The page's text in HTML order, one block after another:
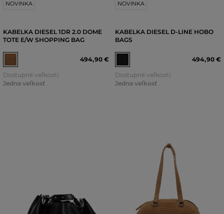
NOVINKA
KABELKA DIESEL 1DR 2.0 DOME
TOTE E/W SHOPPING BAG
494,90 €
Dostupné veľkosti:
Jedna veľkosť
NOVINKA
KABELKA DIESEL D-LINE HOBO
BAGS
494,90 €
Dostupné veľkosti:
Jedna veľkosť